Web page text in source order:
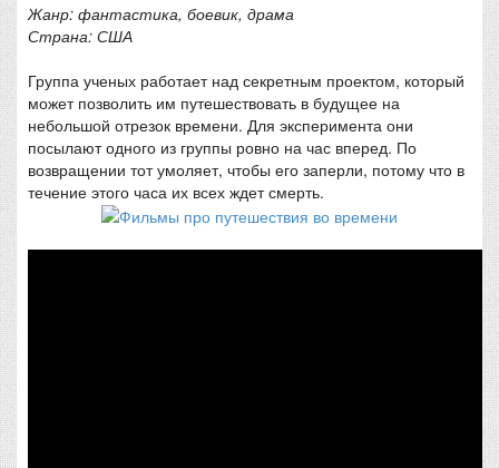
Жанр: фантастика, боевик, драма
Страна: США
Группа ученых работает над секретным проектом, который
может позволить им путешествовать в будущее на
небольшой отрезок времени. Для эксперимента они
посылают одного из группы ровно на час вперед. По
возвращении тот умоляет, чтобы его заперли, потому что в
течение этого часа их всех ждет смерть.